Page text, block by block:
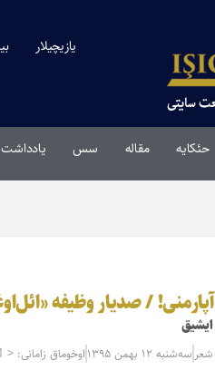
یازیچیلار
حئکایه مقاله‌ سس یادداشت
آپارمنی! / صدیار وظیفه
ایشیق
شعر سه‌شنبه ۱۲ بهمن ۱۳۹۵ اوخوماق زامانی: < 1 دقیقه